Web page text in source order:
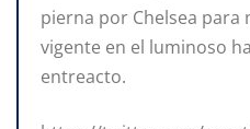
pierna por Chelsea para
vigente en el luminoso
entreacto.